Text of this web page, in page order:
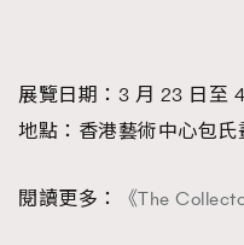
展覽日期：3 月 23 日至
地點：香港藝術中心包氏
閱讀更多： 《The